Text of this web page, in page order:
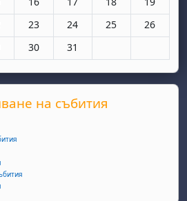
20 октомври
вторник, 21 октомври
събития, сряда, 22 октомври
Няма събития, четвъртък, 23
23 Няма събития, петък, 24
24 Няма събития,
25 Няма
26
27 октомври
вторник, 28 октомври
събития, сряда, 29 октомври
Няма събития, четвъртък, 30
30 Няма събития, петък, 31
31
на събития
на събития